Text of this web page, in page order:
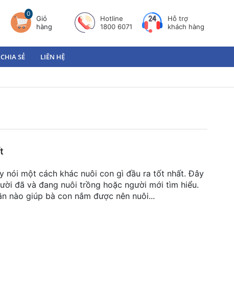
0
Giỏ
hàng
Hotline
1800 6071
Hỗ trợ
khách hàng
SẺ LIÊN HỆ
nói một cách khác nuôi con gì đầu ra tốt nhất. Đây
đã và đang nuôi trồng hoặc người mới tìm hiểu.
nào giúp bà con nắm được nên nuôi...